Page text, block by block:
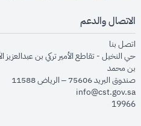
الاتصال والدعم
اتصل بنا
حي النخيل - تقاطع الأمير تركي بن
بن محمد
صندوق البريد 75606 – الرياض 11588
info@cst.gov.sa
19966